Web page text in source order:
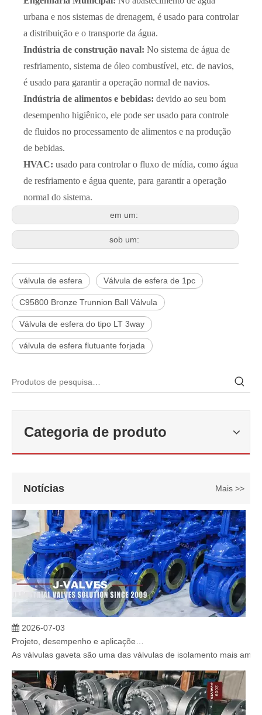
urbana e nos sistemas de drenagem, é usado para controlar
a distribuição e o transporte da água.
Indústria de construção naval: No sistema de água de
resfriamento, sistema de óleo combustível, etc. de navios,
é usado para garantir a operação normal de navios.
Indústria de alimentos e bebidas: devido ao seu bom
desempenho higiênico, ele pode ser usado para controle
de fluidos no processamento de alimentos e na produção
de bebidas.
HVAC: usado para controlar o fluxo de mídia, como água
de resfriamento e água quente, para garantir a operação
normal do sistema.
em um:
sob um:
válvula de esfera Válvula de esfera de 1pc
C95800 Bronze Trunnion Ball Válvula
Válvula de esfera do tipo LT 3way
válvula de esfera flutuante forjada
Categoria de produto
Notícias Mais >>
2026-06-22
J-VALVES fabrica válvula de esfera de alta temperatura em aço
As válvulas gaveta são uma das válvulas de isolamento mais